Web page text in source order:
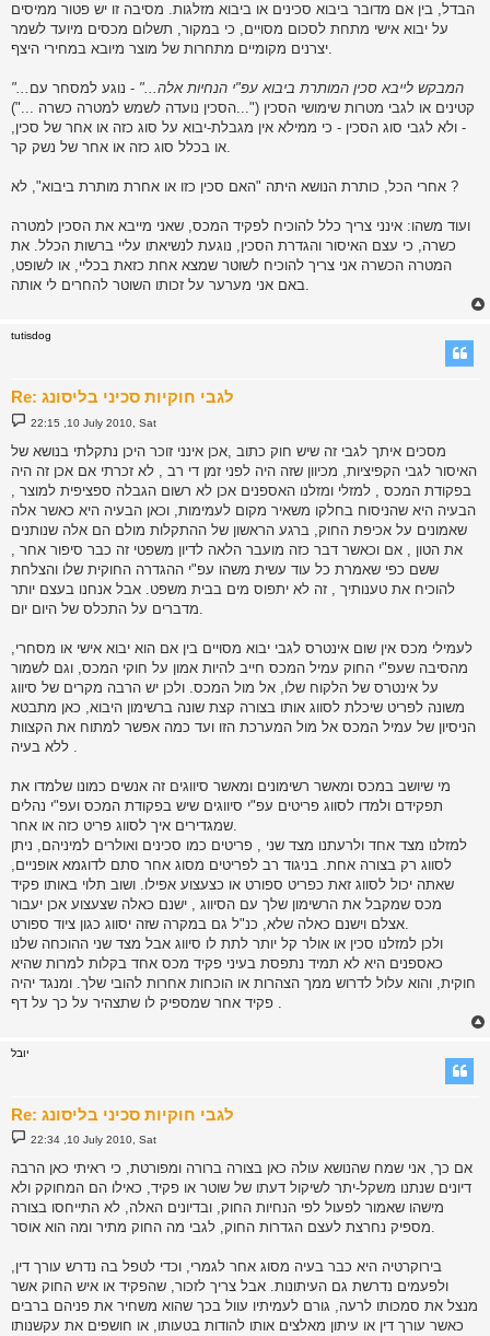
הבדל, בין אם מדובר ביבוא סכינים או ביבוא מזלגות. מסיבה זו יש פטור ממיסים
על יבוא אישי מתחת לסכום מסויים, כי במקור, תשלום מכסים מיועד לשמר
יצרנים מקומיים מתחרות של מוצר מיובא במחירי היצף.
"...המבקש לייבא סכין המותרת ביבוא עפ"י הנחיות אלה..." - נוגע למסחר עם
קטינים או לגבי מטרות שימושי הסכין ("...הסכין נועדה לשמש למטרה כשרה ...")
- ולא לגבי סוג הסכין - כי ממילא אין מגבלת-יבוא על סוג כזה או אחר של סכין,
או בכלל סוג כזה או אחר של נשק קר.
אחרי הכל, כותרת הנושא היתה "האם סכין כזו או אחרת מותרת ביבוא", לא ?
ועוד משהו: אינני צריך כלל להוכיח לפקיד המכס, שאני מייבא את הסכין למטרה
כשרה, כי עצם האיסור והגדרת הסכין, נוגעת לנשיאתו עליי ברשות הכלל. את
המטרה הכשרה אני צריך להוכיח לשוטר שמצא אחת כזאת בכליי, או לשופט,
באם אני מערער על זכותו השוטר להחרים לי אותה.
tutisdog
Re: לגבי חוקיות סכיני בליסונג
P
o
t
22:15 ,10 July 2010, Sat
מסכים איתך לגבי זה שיש חוק כתוב ,אכן אינני זוכר היכן נתקלתי בנושא של
האיסור לגבי הקפיציות, מכיוון שזה היה לפני זמן די רב , לא זכרתי אם אכן זה היה
בפקודת המכס , למזלי ומזלנו האספנים אכן לא רשום הגבלה ספציפית למוצר ,
הבעיה היא שהניסוח בחלקו משאיר מקום לעמימות, וכאן הבעיה היא כאשר אלה
שאמונים על אכיפת החוק, ברגע הראשון של ההתקלות מולם הם אלה שנותנים
את הטון , אם וכאשר דבר כזה מועבר הלאה לדיון משפטי זה כבר סיפור אחר ,
ששם כפי שאמרת כל עוד עשית משהו עפ"י ההגדרה החוקית שלו והצלחת
להוכיח את טענותיך , זה לא יתפוס מים בבית משפט. אבל אנחנו בעצם יותר
לעמילי מכס אין שום אינטרס לגבי יבוא מסויים בין אם הוא יבוא אישי או מסחרי,
מהסיבה שעפ"י החוק עמיל המכס חייב להיות אמון על חוקי המכס, וגם לשמור
על אינטרס של הלקוח שלו, אל מול המכס. ולכן יש הרבה מקרים של סיווג
משונה לפריט שיכלת לסווג אותו בצורה קצת שונה ברשימון היבוא, כאן מתבטא
הניסיון של עמיל המכס אל מול המערכת הזו ועד כמה אפשר למתוח את הקצוות
מי שיושב במכס ומאשר רשימונים ומאשר סיווגים זה אנשים כמונו שלמדו את
תפקידם ולמדו לסווג פריטים עפ"י סיווגים שיש בפקודת המכס ועפ"י נהלים
למזלנו מצד אחד ולרעתנו מצד שני , פריטים כמו סכינים ואולרים למיניהם, ניתן
לסווג רק בצורה אחת. בניגוד רב לפריטים מסוג אחר סתם לדוגמא אופניים,
שאתה יכול לסווג זאת כפריט ספורט או כצעצוע אפילו. ושוב תלוי באותו פקיד
מכס שמקבל את הרשימון שלך עם הסיווג , ישנם כאלה שצעצוע אכן יעבור
ולכן למזלנו סכין או אולר קל יותר לתת לו סיווג אבל מצד שני ההוכחה שלנו
כאספנים היא לא תמיד נתפסת בעיני פקיד מכס אחד בקלות למרות שהיא
חוקית, והוא עלול לדרוש ממך הצהרות או הוכחות אחרות להובי שלך. ומנגד יהיה
יובל
Re: לגבי חוקיות סכיני בליסונג
P
o
t
22:34 ,10 July 2010, Sat
אם כך, אני שמח שהנושא עולה כאן בצורה ברורה ומפורטת, כי ראיתי כאן הרבה
דיונים שנתנו משקל-יתר לשיקול דעתו של שוטר או פקיד, כאילו הם המחוקק ולא
מישהו שאמור לפעול לפי הנחיות החוק, ובדיונים האלה, לא התייחסו בצורה
מספיק נחרצת לעצם הגדרות החוק, לגבי מה החוק מתיר ומה הוא אוסר.
בירוקרטיה היא כבר בעיה מסוג אחר לגמרי, וכדי לטפל בה נדרש עורך דין,
ולפעמים נדרשת גם העיתונות. אבל צריך לזכור, שהפקיד או איש החוק אשר
מנצל את סמכותו לרעה, גורם לעמיתיו עוול בכך שהוא משחיר את פניהם ברבים
כאשר עורך דין או עיתון מאלצים אותו להודות בטעותו, או חושפים את עקשנותו